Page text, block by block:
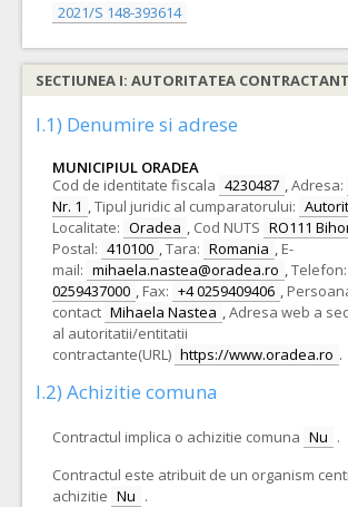
2021/S 148-393614
SECTIUNEA I: AUTORITATEA
I.1) Denumire si adrese
MUNICIPIUL ORADEA
Cod de identitate fiscala 4230487 ,Adresa:
Nr. 1 ,Tipul juridic al cumparatorului:
Localitate: Oradea , Cod NUTS RO111
Postal: 410100 ,Tara: Romania , E-
mail: mihaela.nastea@oradea.ro ,Telefon:
0259437000 , Fax: +4 0259409406 ,
contact Mihaela Nastea ,Adresa web a
al autoritatii/entitatii
contractante(URL) https://www.oradea.ro .
I.2) Achizitie comuna
Contractul implica o achizitie comuna Nu .
Contractul este atribuit de un organism
achizitie Nu .